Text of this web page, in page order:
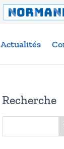
Actualités
Recherche